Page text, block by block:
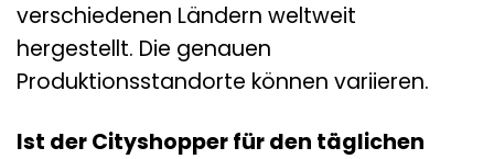
verschiedenen Ländern weltweit
hergestellt. Die genauen
Produktionsstandorte können variieren.
Ist der Cityshopper für den täglichen